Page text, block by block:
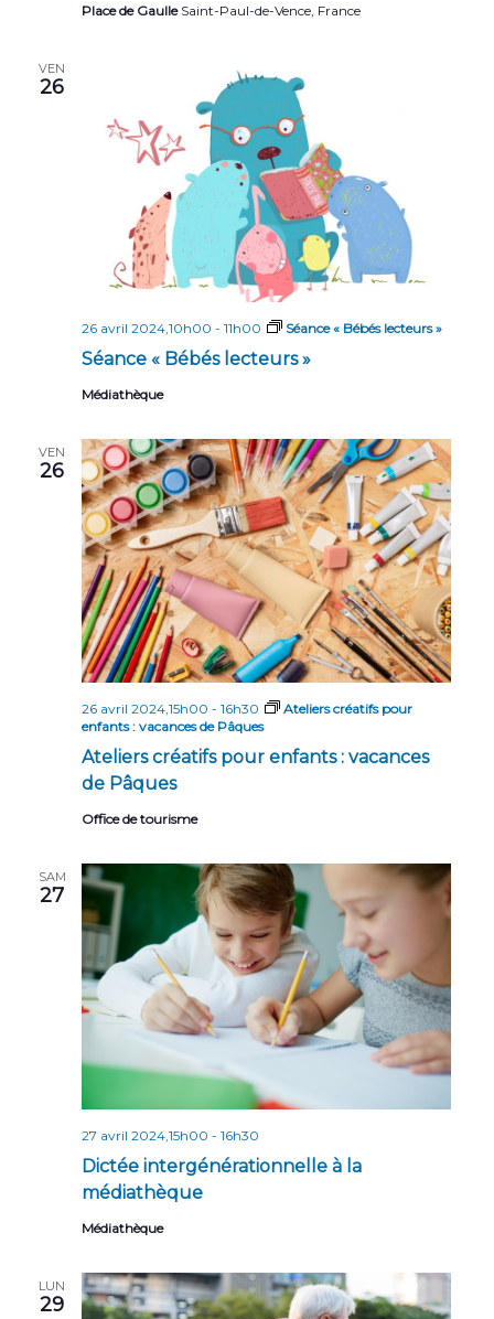
Place de Gaulle Saint-Paul-de-Vence, France
VEN
26
Séance « Bébés lecteurs »
26 avril 2024,10h00 - 11h00 Séance « Bébés lecteurs »
Médiathèque
VEN
26
Ateliers créatifs pour enfants : vacances
de Pâques
26 avril 2024,15h00 - 16h30
Ateliers créatifs pour
enfants : vacances de Pâques
Office de tourisme
SAM
27
Dictée intergénérationnelle à la
médiathèque
27 avril 2024,15h00 - 16h30
Médiathèque
LUN
29